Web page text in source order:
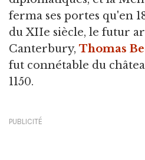
ferma ses portes qu'en
du XIIe siècle, le futur
Canterbury, Thomas
fut connétable du
1150.
PUBLICITÉ